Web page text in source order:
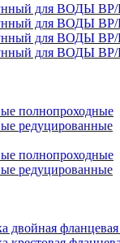
для ВОДЫ
для ВОДЫ
для ВОДЫ
для ВОДЫ
полнопроходные
редуцированные
полнопроходные
редуцированные
двойная